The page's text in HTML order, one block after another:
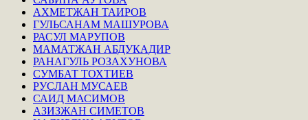
АХМЕТЖАН ТАИРОВ
ГУЛЬСАНАМ МАШУРОВА
РАСУЛ МАРУПОВ
МАМАТЖАН АБДУКАДИР
РАНАГУЛЬ РОЗАХУНОВА
СУМБАТ ТОХТИЕВ
РУСЛАН МУСАЕВ
САИД МАСИМОВ
АЗИЗЖАН СИМЕТОВ